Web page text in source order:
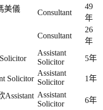
美儀
Consultant
49
年
Consultant
26
年
Assistant
Solicitor
5年
Solicitor
Assistant
Solicitor
1年
Assistant Assistant
Solicitor
6年